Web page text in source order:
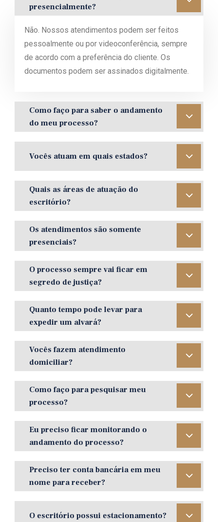
presencialmente?
Não. Nossos atendimentos podem ser feitos
pessoalmente ou por videoconferência, sempre
de acordo com a preferência do cliente. Os
documentos podem ser assinados digitalmente.
Como faço para saber o andamento
do meu processo?
Vocês atuam em quais estados?
Quais as áreas de atuação do
escritório?
Os atendimentos são somente
presenciais?
O processo sempre vai ficar em
segredo de justiça?
Quanto tempo pode levar para
expedir um alvará?
Vocês fazem atendimento
domiciliar?
Como faço para pesquisar meu
processo?
Eu preciso ficar monitorando o
andamento do processo?
Preciso ter conta bancária em meu
nome para receber?
O escritório possui estacionamento?